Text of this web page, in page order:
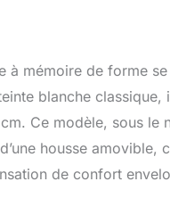
à mémoire de forme
blanche classique,
Ce modèle, sous
housse
de confort